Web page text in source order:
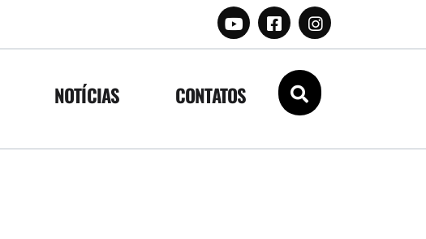
NOTÍCIAS CONTATOS